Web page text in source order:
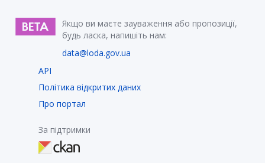
Якщо ви маєте зауваження або пропозиції,
будь ласка, напишіть нам:
data@loda.gov.ua
API
Політика відкритих даних
Про портал
За підтримки